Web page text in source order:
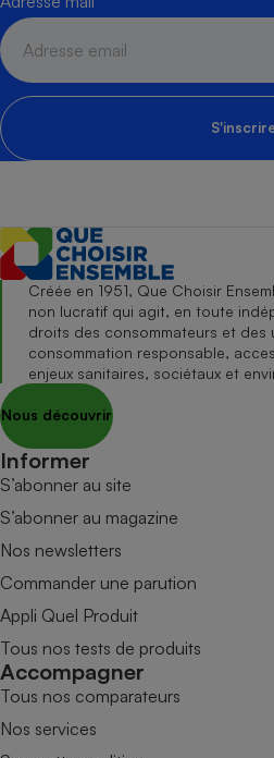
Créée en 1951, Que Choisir
non lucratif qui agit, en toute
droits des consommateurs et des
consommation responsable,
enjeux sanitaires, sociétaux et
Nous découvrir
Informer
S’abonner au site
S’abonner au magazine
Nos newsletters
Commander une parution
Appli Quel Produit
Tous nos tests de produits
Accompagner
Tous nos comparateurs
Nos services